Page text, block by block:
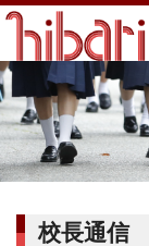
校長通信